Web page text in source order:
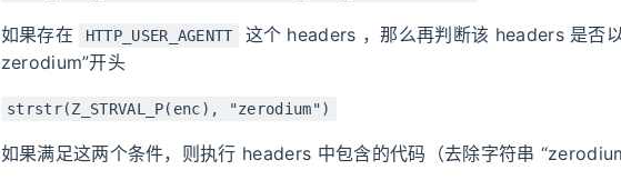
如果存在 HTTP_USER_AGENTT
这个 headers ，那么再判断该 headers 是否
zerodium”开头
strstr(Z_STRVAL_P(enc), "zerodium")
如果满足这两个条件，则执行 headers 中包含的代码（去除字符串